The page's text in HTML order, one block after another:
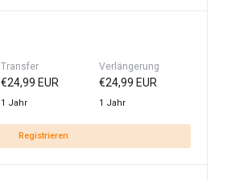
Transfer
€24,99 EUR
1 Jahr
Verlängerung
€24,99 EUR
1 Jahr
Registrieren